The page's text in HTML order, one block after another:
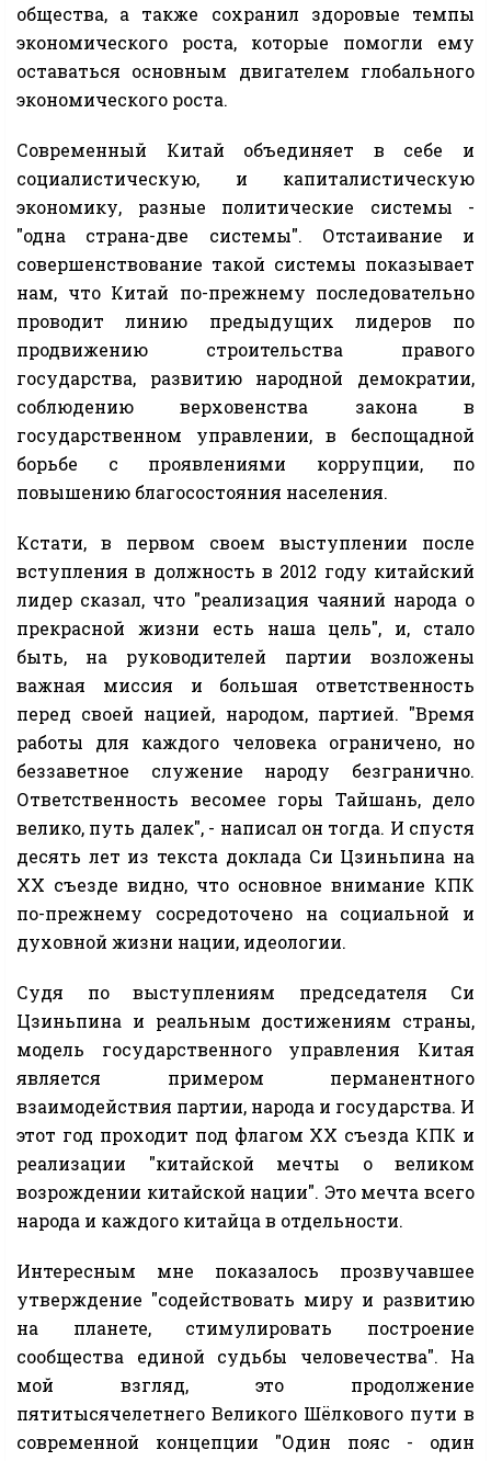
общества, а также сохранил здоровые темпы
экономического роста, которые помогли ему
оставаться основным двигателем глобального
экономического роста.
Современный Китай объединяет в себе и
социалистическую, и капиталистическую
экономику, разные политические системы -
"одна страна-две системы". Отстаивание и
совершенствование такой системы показывает
нам, что Китай по-прежнему последовательно
проводит линию предыдущих лидеров по
продвижению строительства правого
государства, развитию народной демократии,
соблюдению верховенства закона в
государственном управлении, в беспощадной
борьбе с проявлениями коррупции, по
повышению благосостояния населения.
Кстати, в первом своем выступлении после
вступления в должность в 2012 году китайский
лидер сказал, что "реализация чаяний народа о
прекрасной жизни есть наша цель", и, стало
быть, на руководителей партии возложены
важная миссия и большая ответственность
перед своей нацией, народом, партией. "Время
работы для каждого человека ограничено, но
беззаветное служение народу безгранично.
Ответственность весомее горы Тайшань, дело
велико, путь далек", - написал он тогда. И спустя
десять лет из текста доклада Си Цзиньпина на
ХХ съезде видно, что основное внимание КПК
по-прежнему сосредоточено на социальной и
духовной жизни нации, идеологии.
Судя по выступлениям председателя Си
Цзиньпина и реальным достижениям страны,
модель государственного управления Китая
является примером перманентного
взаимодействия партии, народа и государства. И
этот год проходит под флагом ХХ съезда КПК и
реализации "китайской мечты о великом
возрождении китайской нации". Это мечта всего
народа и каждого китайца в отдельности.
Интересным мне показалось прозвучавшее
утверждение "содействовать миру и развитию
на планете, стимулировать построение
сообщества единой судьбы человечества". На
мой взгляд, это продолжение
пятитысячелетнего Великого Шёлкового пути в
современной концепции "Один пояс - один